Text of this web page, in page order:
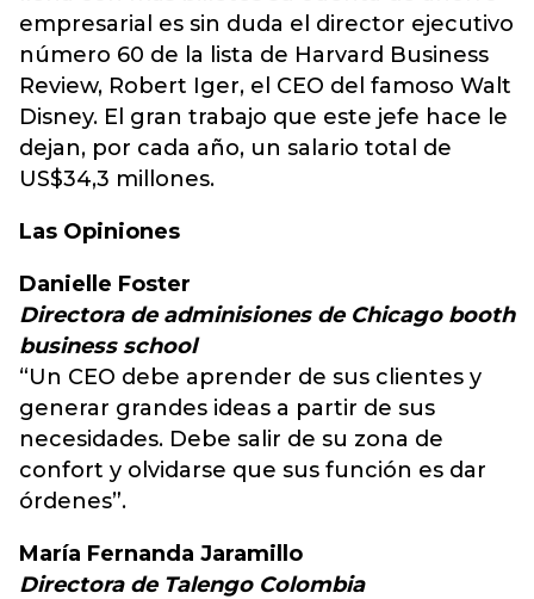
empresarial es sin duda el director ejecutivo
número 60 de la lista de Harvard Business
Review, Robert Iger, el CEO del famoso Walt
Disney. El gran trabajo que este jefe hace le
dejan, por cada año, un salario total de
US$34,3 millones.
Las Opiniones
Danielle Foster
Directora de adminisiones de Chicago booth
business school
“Un CEO debe aprender de sus clientes y
generar grandes ideas a partir de sus
necesidades. Debe salir de su zona de
confort y olvidarse que sus función es dar
órdenes”.
María Fernanda Jaramillo
Directora de Talengo Colombia